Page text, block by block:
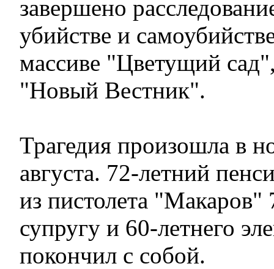
завершено
убийстве и
массиве "Цветущий
"Новый Вестник".
Трагедия произошла в
августа. 72-летний
из пистолета
супругу и 60-летнего
покончил с собой.